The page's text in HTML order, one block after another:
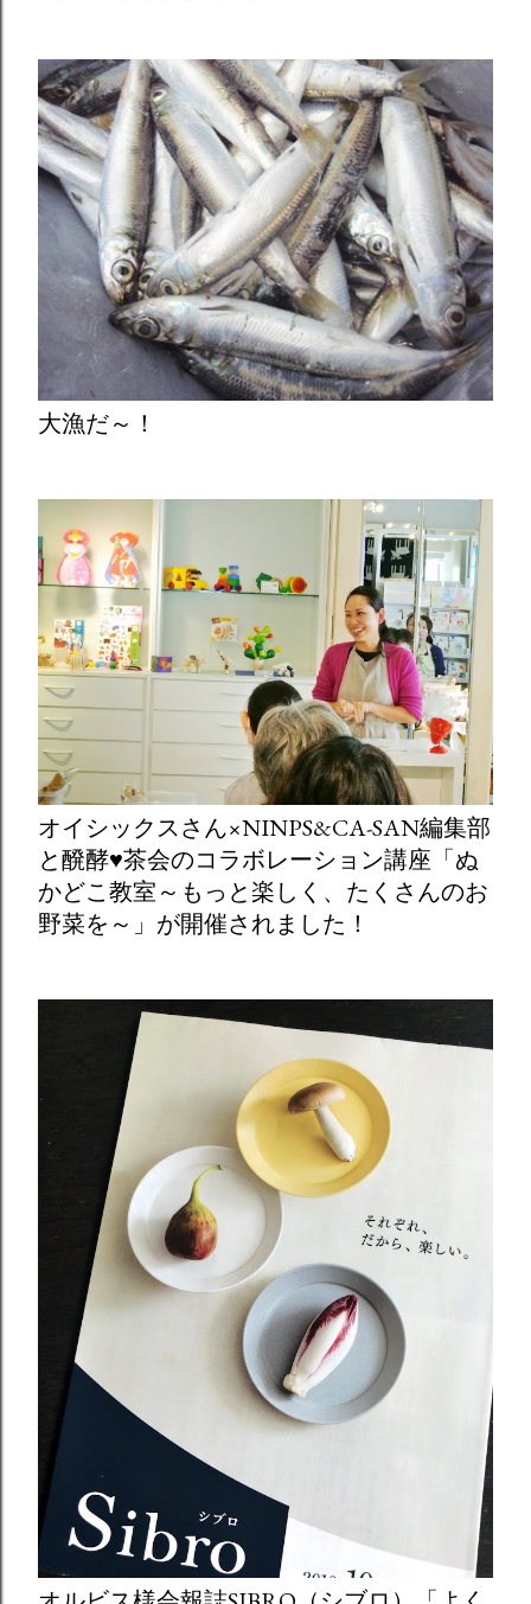
大漁だ～！
オイシックスさん×NINPS&CA-SAN編集部
と醗酵♥茶会のコラボレーション講座「ぬ
かどこ教室～もっと楽しく、たくさんのお
野菜を～」が開催されました！